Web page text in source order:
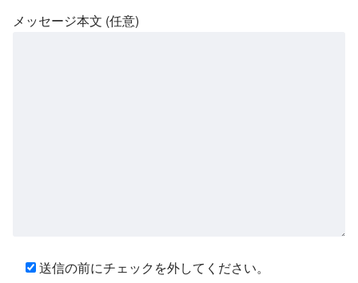
メッセージ本文 (任意)
送信の前にチェックを外してください。